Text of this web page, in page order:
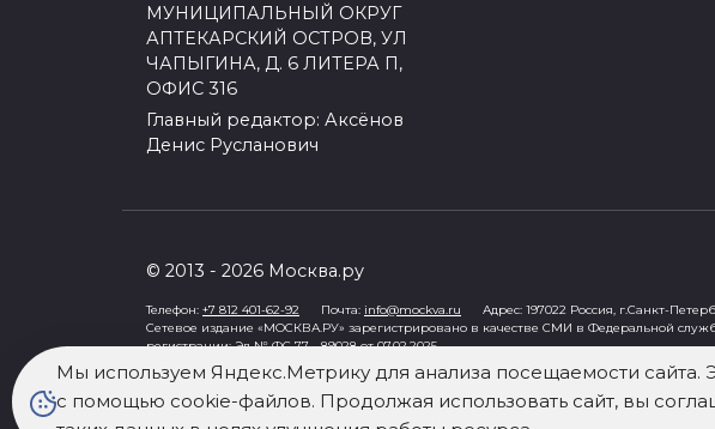
МУНИЦИПАЛЬНЫЙ ОКРУГ
АПТЕКАРСКИЙ ОСТРОВ, УЛ
ЧАПЫГИНА, Д. 6 ЛИТЕРА П,
ОФИС 316
Главный редактор: Аксёнов
Денис Русланович
© 2013 - 2026 Москва.ру
Телефон: +7 812 401-62-92 Почта: info@mockva.ru Адрес: 197022 Россия, г.Санкт-
Сетевое издание «МОСКВА.РУ» зарегистрировано в качестве СМИ в Федеральной
регистрации: Эл № ФС 77 - 89028 от 07.02.2025
Учредитель: Общество с ограниченной ответственностью "Рост"
Генеральный директор: Третьяков Олег Александрович
Знак информационной продукции в случаях, предусмотренных Федеральным законом
При цитировании информации гиперссылка на mockva.ru обязательна.
Мы используем Яндекс.Метрику для анализа посещаемости
с помощью cookie-файлов. Продолжая использовать сайт, вы